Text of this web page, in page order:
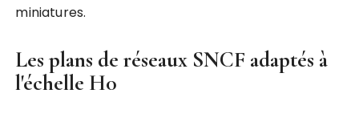
miniatures.
Les plans de réseaux SNCF adaptés à
l'échelle H0